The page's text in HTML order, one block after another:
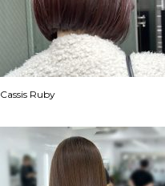
Cassis Ruby